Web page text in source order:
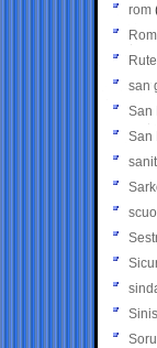
rom
san
San
San
Soru